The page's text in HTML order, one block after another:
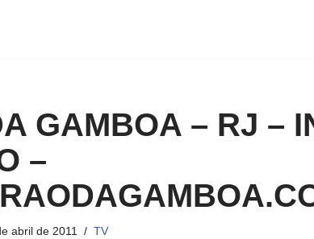
GAMBOA – RJ –
–
abril de 2011 TV